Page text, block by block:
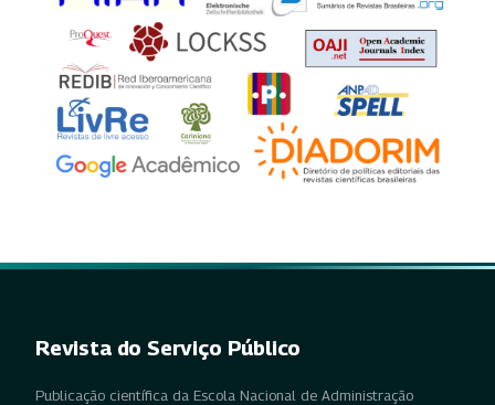
Revista do Serviço Público
Publicação científica da Escola Nacional de Administração